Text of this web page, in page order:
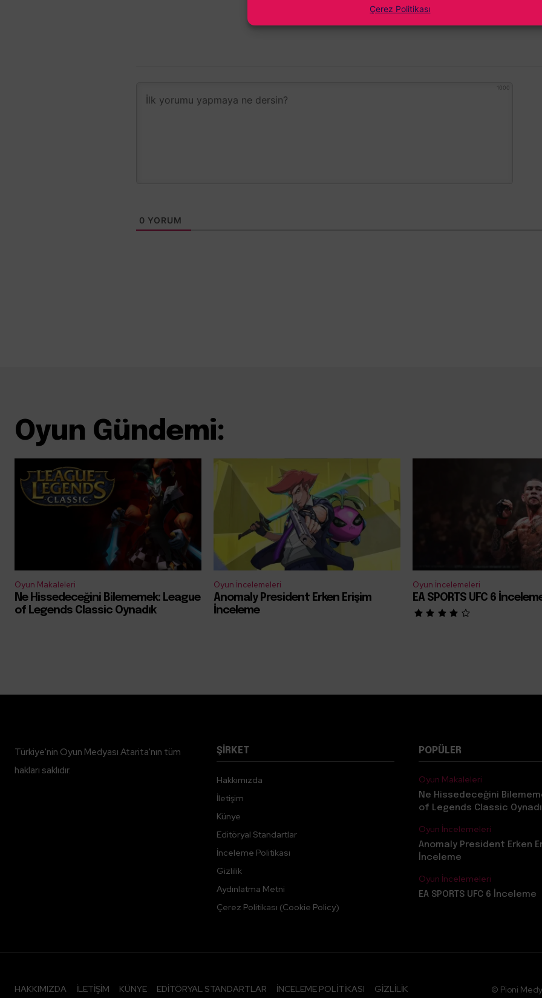
Çerez Politikası
1000
0 YORUM
Oyun Gündemi:
Oyun Makaleleri
Ne Hissedeceğini Bilememek: League
of Legends Classic Oynadık
Oyun İncelemeleri
Anomaly President Erken Erişim
İnceleme
Oyun İncelemeleri
EA SPORTS UFC 6
Türkiye'nin Oyun Medyası Atarita'nın tüm
hakları saklıdır.
ŞİRKET
Hakkımızda
İletişim
Künye
Editöryal Standartlar
İnceleme Politikası
Gizlilik
Aydınlatma Metni
Çerez Politikası (Cookie Policy)
POPÜLER
Oyun Makaleleri
Ne Hissedeceğini
of Legends Classic
Oyun İncelemeleri
Anomaly President Erken
İnceleme
Oyun İncelemeleri
EA SPORTS UFC 6 İnceleme
HAKKIMIZDA İLETIŞIM KÜNYE EDITÖRYAL STANDARTLAR İNCELEME POLITIKASI GIZLILIK © Pioni